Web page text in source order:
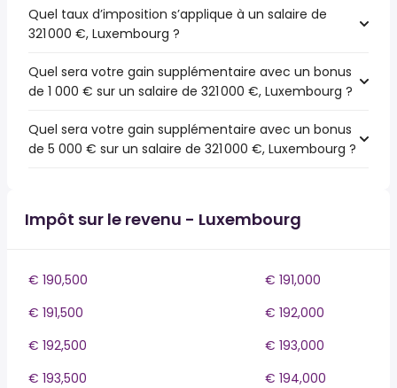
Quel taux d’imposition s’applique à un salaire de
321 000 €, Luxembourg ?
Quel sera votre gain supplémentaire avec un bonus
de 1 000 € sur un salaire de 321 000 €, Luxembourg ?
Quel sera votre gain supplémentaire avec un bonus
de 5 000 € sur un salaire de 321 000 €, Luxembourg ?
Impôt sur le revenu - Luxembourg
€ 190,500
€ 191,000
€ 191,500
€ 192,000
€ 192,500
€ 193,000
€ 193,500
€ 194,000